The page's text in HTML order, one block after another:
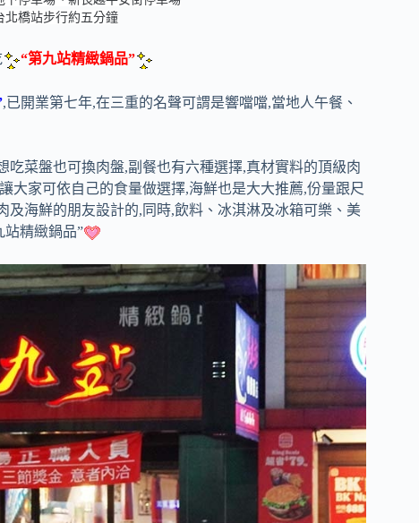
北橋站步行約五分鐘
“第九站精緻鍋品”
,已開業第七年,在三重的名聲可謂是響噹噹,當地人午餐、
吃菜盤也可換肉盤,副餐也有六種選擇,真材實料的頂級肉
大家可依自己的食量做選擇,海鮮也是大大推薦,份量跟尺
及海鮮的朋友設計的,同時,飲料、冰淇淋及冰箱可樂、美
站精緻鍋品”